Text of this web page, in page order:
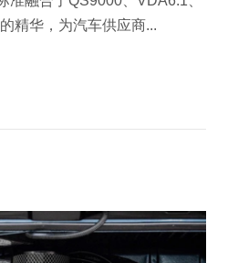
精华，为汽车供应商...